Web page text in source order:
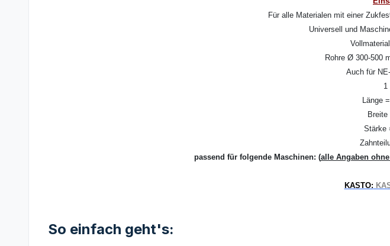
Für alle Materialen mit einer
Universell und
Rohre Ø 300-500
Auch für
1
Länge
passend für folgende Maschinen: (alle Angaben
KASTO:
So einfach geht's: